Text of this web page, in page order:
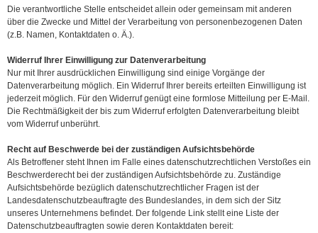
Die verantwortliche Stelle entscheidet allein oder gemeinsam mit anderen
über die Zwecke und Mittel der Verarbeitung von personenbezogenen Daten
(z.B. Namen, Kontaktdaten o. Ä.).
Widerruf Ihrer Einwilligung zur Datenverarbeitung
Nur mit Ihrer ausdrücklichen Einwilligung sind einige Vorgänge der
Datenverarbeitung möglich. Ein Widerruf Ihrer bereits erteilten Einwilligung ist
jederzeit möglich. Für den Widerruf genügt eine formlose Mitteilung per E-Mail.
Die Rechtmäßigkeit der bis zum Widerruf erfolgten Datenverarbeitung bleibt
vom Widerruf unberührt.
Recht auf Beschwerde bei der zuständigen Aufsichtsbehörde
Als Betroffener steht Ihnen im Falle eines datenschutzrechtlichen Verstoßes ein
Beschwerderecht bei der zuständigen Aufsichtsbehörde zu. Zuständige
Aufsichtsbehörde bezüglich datenschutzrechtlicher Fragen ist der
Landesdatenschutzbeauftragte des Bundeslandes, in dem sich der Sitz
unseres Unternehmens befindet. Der folgende Link stellt eine Liste der
Datenschutzbeauftragten sowie deren Kontaktdaten bereit: